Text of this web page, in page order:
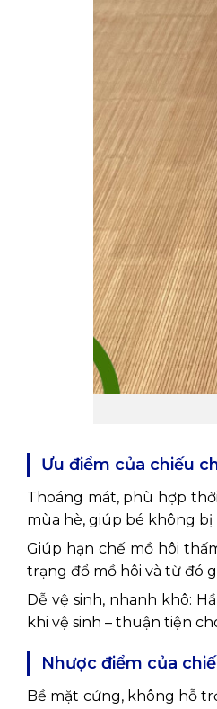
Ưu điểm của chiếu
Thoáng mát, phù hợp
mùa hè, giúp bé không bị
Giúp hạn chế mồ hôi
trạng đổ mồ hôi và từ đó
Dễ vệ sinh, nhanh khô:
khi vệ sinh – thuận tiện
Nhược điểm của
Bề mặt cứng, không hỗ